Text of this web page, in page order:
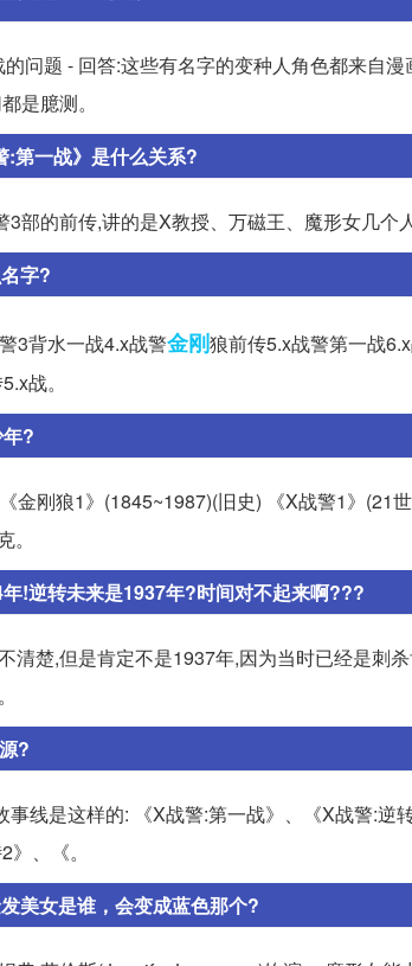
问题 - 回答:这些有名字的变种人角色都来自
是臆测。
:第一战》是什么关系?
3部的前传,讲的是X教授、万磁王、魔形女几个
字?
3背水一战4.x战警金刚狼前传5.x战警第一战
战。
?
金刚狼1》(1845~1987)(旧史) 《X战警1》(21
!逆转未来是1937年?时间对不起来啊???
清楚,但是肯定不是1937年,因为当时已经是刺
?
事线是这样的: 《X战警:第一战》、《X战警:
、《。
美女是谁，会变成蓝色那个?